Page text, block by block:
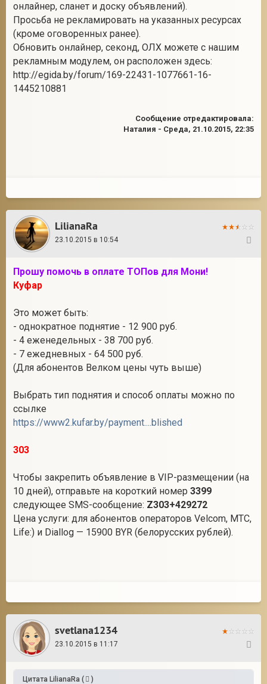
онлайнер, сланет и доску объявлений).
Просьба не рекламировать на указанных ресурсах
(кроме оговоренных ранее).
Обновить онлайнер, секонд, ОЛХ можете с нашим
рекламным модулем, он расположен здесь:
http://egida.by/forum/169-22431-1077661-16-
1445210881
Сообщение отредактировала:
Наталия - Среда, 21.10.2015, 22:35
LilianaRa
23.10.2015 в 10:54
Прошу помочь в оплате ТОПов для Мони!
Куфар
Это может быть:
- однократное поднятие - 12 900 руб.
- 4 еженедельных - 38 700 руб.
- 7 ежедневных - 64 500 руб.
(Для абонентов Велком цены чуть выше)
Выбрать тип поднятия и способ оплаты можно по
ссылке
https://www2.kufar.by/payment....blished
303
Чтобы закрепить объявление в VIP-размещении (на
10 дней), отправьте на короткий номер 3399
следующее SMS-сообщение: Z303+429272
Цена услуги: для абонентов операторов Velcom, МТС,
Life:) и Diallog — 15900 BYR (белорусских рублей).
svetlana1234
23.10.2015 в 11:17
Цитата LilianaRa ( )